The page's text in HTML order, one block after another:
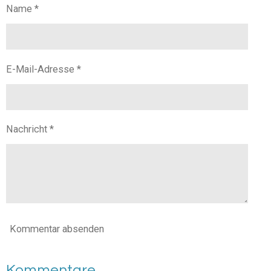
Name *
E-Mail-Adresse *
Nachricht *
Kommentar absenden